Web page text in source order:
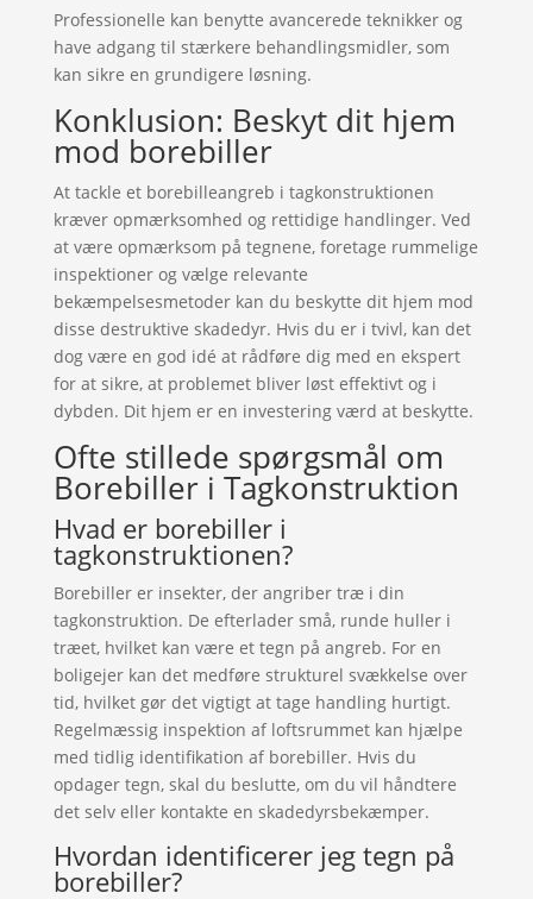
Professionelle kan benytte avancerede teknikker og
have adgang til stærkere behandlingsmidler, som
kan sikre en grundigere løsning.
Konklusion: Beskyt dit hjem
mod borebiller
At tackle et borebilleangreb i tagkonstruktionen
kræver opmærksomhed og rettidige handlinger. Ved
at være opmærksom på tegnene, foretage rummelige
inspektioner og vælge relevante
bekæmpelsesmetoder kan du beskytte dit hjem mod
disse destruktive skadedyr. Hvis du er i tvivl, kan det
dog være en god idé at rådføre dig med en ekspert
for at sikre, at problemet bliver løst effektivt og i
dybden. Dit hjem er en investering værd at beskytte.
Ofte stillede spørgsmål om
Borebiller i Tagkonstruktion
Hvad er borebiller i
tagkonstruktionen?
Borebiller er insekter, der angriber træ i din
tagkonstruktion. De efterlader små, runde huller i
træet, hvilket kan være et tegn på angreb. For en
boligejer kan det medføre strukturel svækkelse over
tid, hvilket gør det vigtigt at tage handling hurtigt.
Regelmæssig inspektion af loftsrummet kan hjælpe
med tidlig identifikation af borebiller. Hvis du
opdager tegn, skal du beslutte, om du vil håndtere
det selv eller kontakte en skadedyrsbekæmper.
Hvordan identificerer jeg tegn på
borebiller?